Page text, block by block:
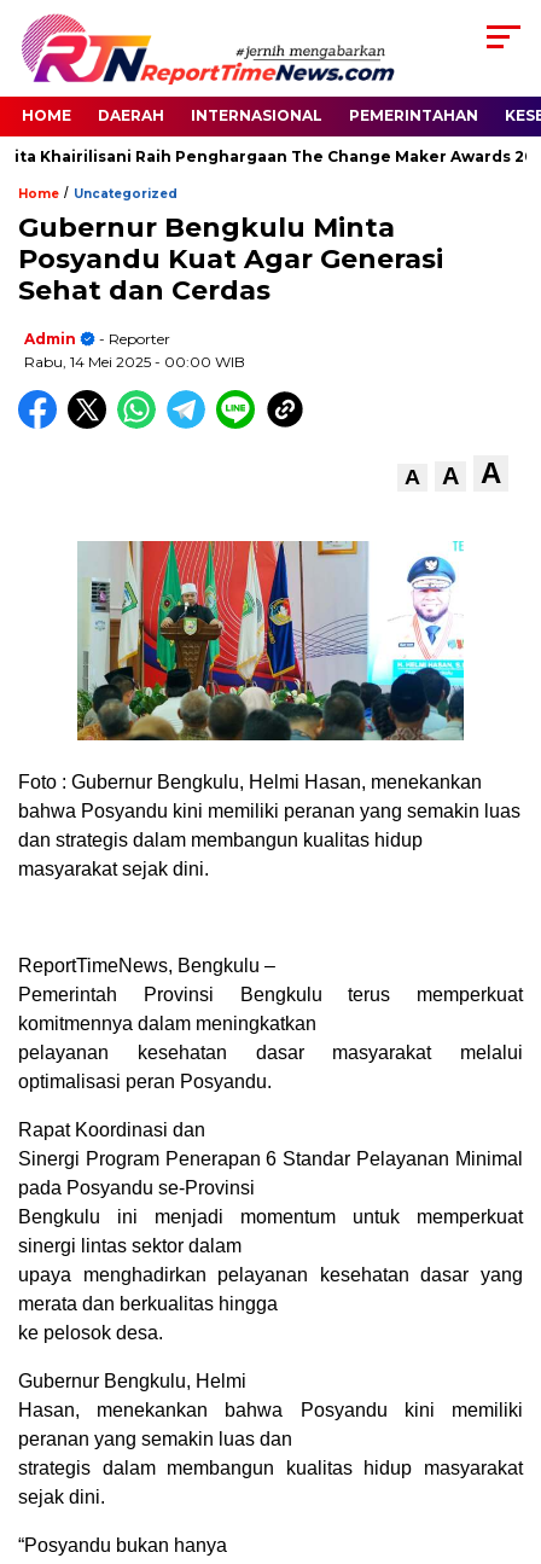
HOME DAERAH INTERNASIONAL PEMERINTAHAN
Khairilisani Raih Penghargaan The Change Maker Awards 2026
Home / Uncategorized
Gubernur Bengkulu Minta
Posyandu Kuat Agar Generasi
Sehat dan Cerdas
Admin
- Reporter
Rabu, 14 Mei 2025 - 00:00 WIB
A A A
Foto : Gubernur Bengkulu, Helmi Hasan, menekankan
bahwa Posyandu kini memiliki peranan yang semakin luas
dan strategis dalam membangun kualitas hidup
masyarakat sejak dini.
ReportTimeNews, Bengkulu –
Pemerintah Provinsi Bengkulu terus memperkuat
komitmennya dalam meningkatkan
pelayanan kesehatan dasar masyarakat melalui
optimalisasi peran Posyandu.
Rapat Koordinasi dan
Sinergi Program Penerapan 6 Standar Pelayanan Minimal
pada Posyandu se-Provinsi
Bengkulu ini menjadi momentum untuk memperkuat
sinergi lintas sektor dalam
upaya menghadirkan pelayanan kesehatan dasar yang
merata dan berkualitas hingga
ke pelosok desa.
Gubernur Bengkulu, Helmi
Hasan, menekankan bahwa Posyandu kini memiliki
peranan yang semakin luas dan
strategis dalam membangun kualitas hidup masyarakat
sejak dini.
“Posyandu bukan hanya